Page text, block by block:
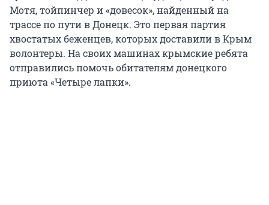
Мотя, тойпинчер и «довесок», найденный на
трассе по пути в Донецк. Это первая партия
хвостатых беженцев, которых доставили в Крым
волонтеры. На своих машинах крымские ребята
отправились помочь обитателям донецкого
приюта «Четыре лапки».